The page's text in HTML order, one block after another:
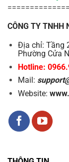
CÔNG TY TNHH
Địa chỉ: Tầng
Phường Cửa
Hotline:
Mail:
Website: